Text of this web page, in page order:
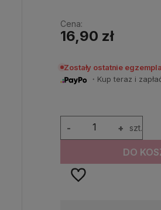
Cena:
16,90 zł
Zostały ostatnie
・Kup teraz i
+
- szt.
DO